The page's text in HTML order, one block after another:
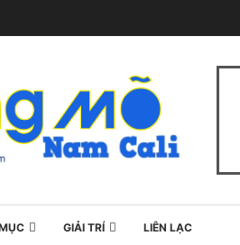
GIẢI TRÍ LIÊN LẠC